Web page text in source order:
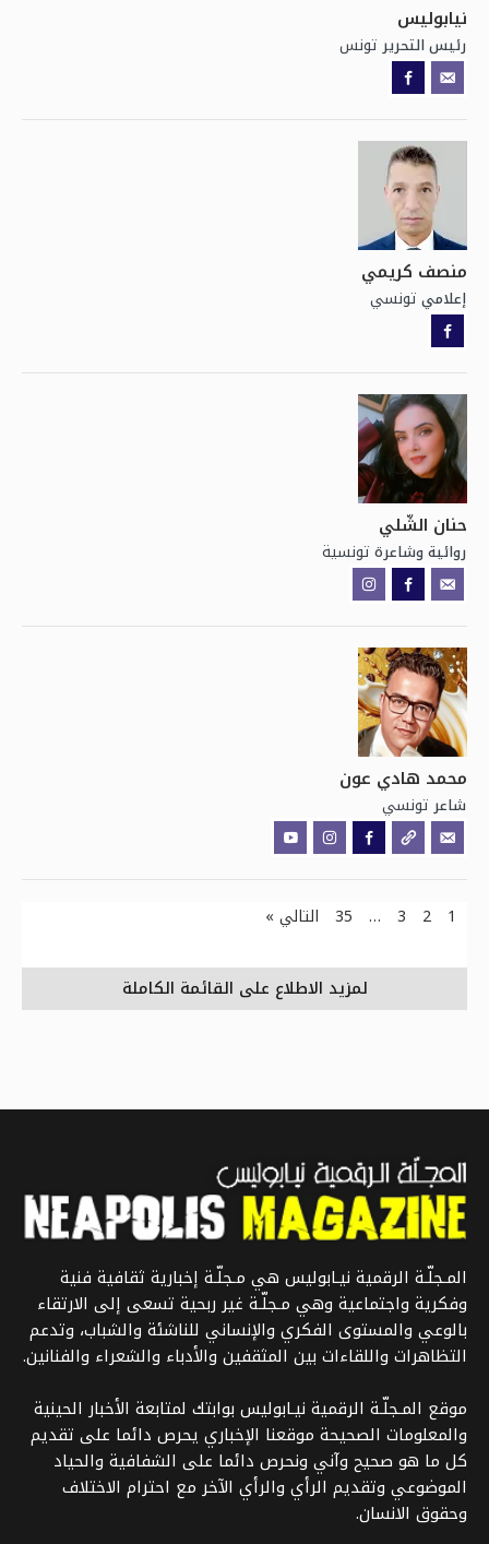
نيابوليس
رئيس التحرير تونس
منصف كريمي
إعلامي تونسي
حنان الشّلي
روائية وشاعرة تونسية
محمد هادي عون
شاعر تونسي
1
2
3
…
35 التالي »
لمزيد الاطلاع على القائمة الكاملة
المـجلّـة الرقمية نيـابوليس هي مـجلّـة إخبارية ثقافية فنية
وفكرية واجتماعية وهي مـجلّـة غير ربحية تسعى إلى الارتقاء
بالوعي والمستوى الفكري والإنساني للناشئة والشباب، وتدعم
التظاهرات واللقاءات بين المثقفين والأدباء والشعراء والفنانين.
موقع المـجلّـة الرقمية نيـابوليس بوابتك لمتابعة الأخبار الحينية
والمعلومات الصحيحة موقعنا الإخباري يحرص دائما على تقديم
كل ما هو صحيح وآني ونحرص دائما على الشفافية والحياد
الموضوعي وتقديم الرأي والرأي الآخر مع احترام الاختلاف
وحقوق الانسان.